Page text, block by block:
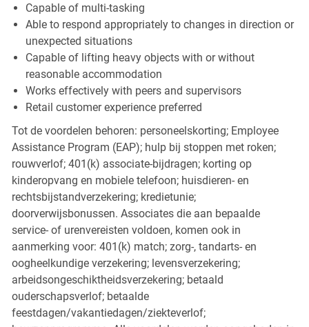
Capable of multi-tasking
Able to respond appropriately to changes in direction or
unexpected situations
Capable of lifting heavy objects with or without
reasonable accommodation
Works effectively with peers and supervisors
Retail customer experience preferred
Tot de voordelen behoren: personeelskorting; Employee
Assistance Program (EAP); hulp bij stoppen met roken;
rouwverlof; 401(k) associate-bijdragen; korting op
kinderopvang en mobiele telefoon; huisdieren- en
rechtsbijstandverzekering; kredietunie;
doorverwijsbonussen. Associates die aan bepaalde
service- of urenvereisten voldoen, komen ook in
aanmerking voor: 401(k) match; zorg-, tandarts- en
oogheelkundige verzekering; levensverzekering;
arbeidsongeschiktheidsverzekering; betaald
ouderschapsverlof; betaalde
feestdagen/vakantiedagen/ziekteverlof;